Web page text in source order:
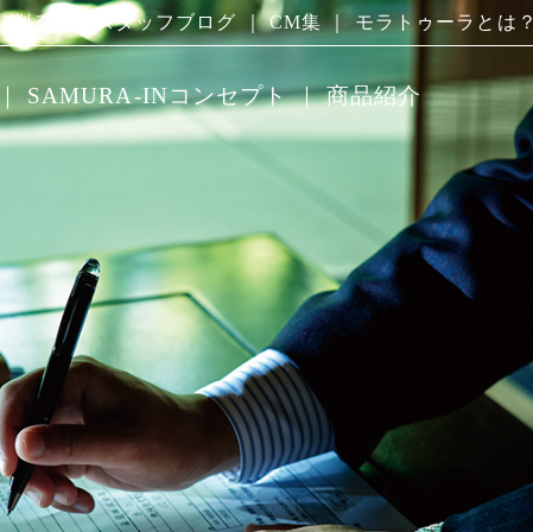
"削る" スタッフブログ ｜CM集｜ モラトゥーラとは？
SAMURA-INコンセプト｜商品紹介